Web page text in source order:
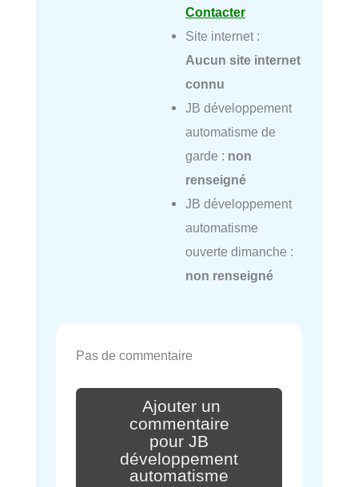
Contacter
Site internet :
Aucun site internet
connu
JB développement
automatisme de
garde : non
renseigné
JB développement
automatisme
ouverte dimanche :
non renseigné
Pas de commentaire
Ajouter un
commentaire
pour JB
développement
automatisme